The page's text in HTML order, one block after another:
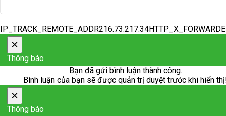
×
Thông báo
Bạn đã gửi bình luận thành công.
Bình luận của bạn sẽ được quản trị duyệt trước khi hiển
×
Thông báo